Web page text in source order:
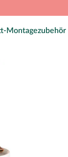
Montagezubehör